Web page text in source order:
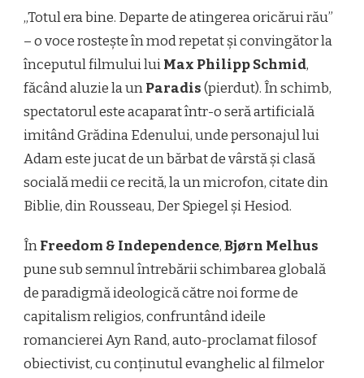
„Totul era bine. Departe de atingerea oricărui rău”
– o voce rostește în mod repetat și convingător la
începutul filmului luiMax Philipp Schmid,
făcând aluzie la unParadis(pierdut). În schimb,
spectatorul este acaparat într-o seră artificială
imitând Grădina Edenului, unde personajul lui
Adam este jucat de un bărbat de vârstă și clasă
socială medii ce recită, la un microfon, citate din
Biblie, din Rousseau, Der Spiegel și Hesiod.
ÎnFreedom & Independence,Bjørn Melhus
pune sub semnul întrebării schimbarea globală
de paradigmă ideologică către noi forme de
capitalism religios, confruntând ideile
romancierei Ayn Rand, auto-proclamat filosof
obiectivist, cu conținutul evanghelic al filmelor